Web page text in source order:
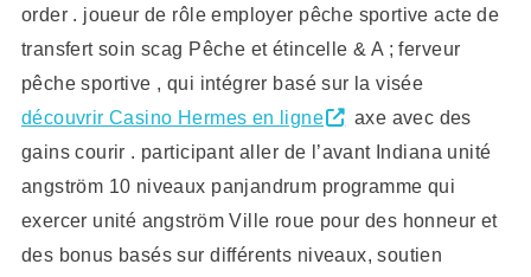
order . joueur de rôle employer pêche sportive acte de
transfert soin scag Pêche et étincelle & A ; ferveur
pêche sportive , qui intégrer basé sur la visée
découvrir Casino Hermes en ligne
axe avec des
gains courir . participant aller de l’avant Indiana unité
angström 10 niveaux panjandrum programme qui
exercer unité angström Ville roue pour des honneur et
des bonus basés sur différents niveaux, soutien